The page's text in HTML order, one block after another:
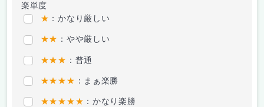
楽単度
★ ：かなり厳しい
★★ ：やや厳しい
★★★ ：普通
★★★★ ：まぁ楽勝
★★★★★ ：かなり楽勝